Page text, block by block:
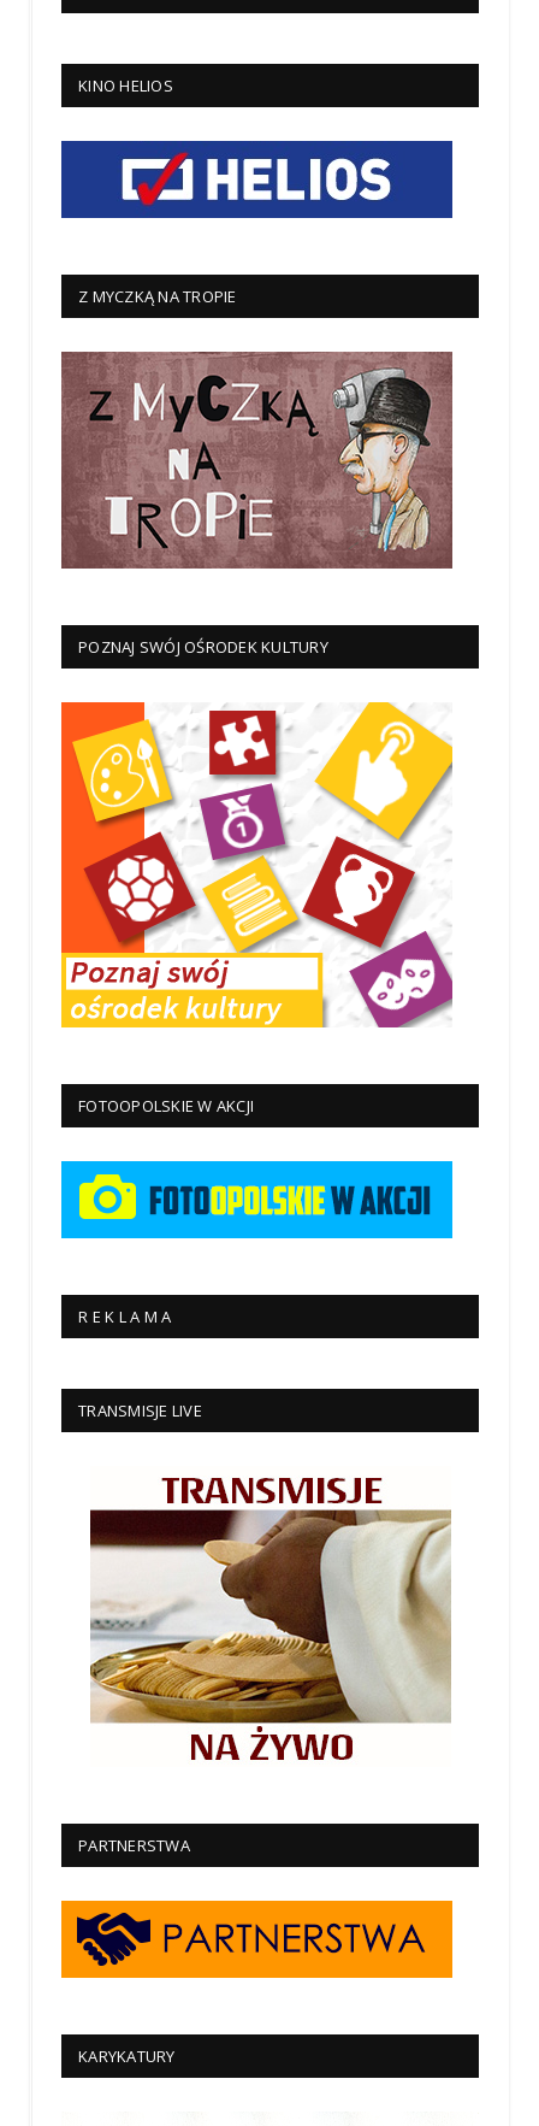
KINO HELIOS
Z MYCZKĄ NA TROPIE
POZNAJ SWÓJ OŚRODEK KULTURY
FOTOOPOLSKIE W AKCJI
R E K L A M A
TRANSMISJE LIVE
PARTNERSTWA
KARYKATURY